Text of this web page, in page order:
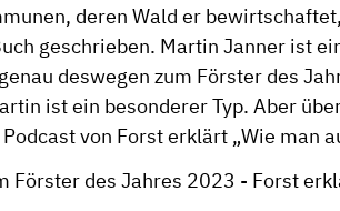
deren Wald er
geschrieben. Martin Janner ist
deswegen zum Förster des
ist ein besonderer Typ. Aber
Podcastvon Forst erklärt „Wie man
Förster des Jahres 2023 - Forst